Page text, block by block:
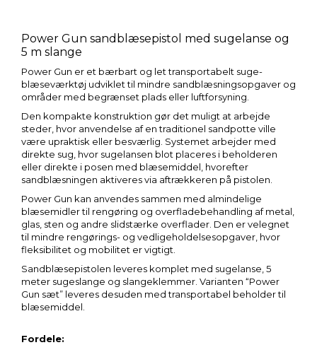
Power Gun sandblæsepistol med sugelanse og
5 m slange
Power Gun er et bærbart og let transportabelt suge-
blæseværktøj udviklet til mindre sandblæsningsopgaver og
områder med begrænset plads eller luftforsyning.
Den kompakte konstruktion gør det muligt at arbejde
steder, hvor anvendelse af en traditionel sandpotte ville
være upraktisk eller besværlig. Systemet arbejder med
direkte sug, hvor sugelansen blot placeres i beholderen
eller direkte i posen med blæsemiddel, hvorefter
sandblæsningen aktiveres via aftrækkeren på pistolen.
Power Gun kan anvendes sammen med almindelige
blæsemidler til rengøring og overfladebehandling af metal,
glas, sten og andre slidstærke overflader. Den er velegnet
til mindre rengørings- og vedligeholdelsesopgaver, hvor
fleksibilitet og mobilitet er vigtigt.
Sandblæsepistolen leveres komplet med sugelanse, 5
meter sugeslange og slangeklemmer. Varianten “Power
Gun sæt” leveres desuden med transportabel beholder til
blæsemiddel.
Fordele: